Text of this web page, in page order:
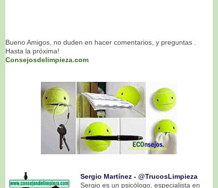
Bueno Amigos, no duden en hacer comentarios, y preguntas .
Hasta la próxima!
Consejosdelimpieza.com
Sergio Martínez ‐ @TrucosLimpieza
Sergio es un psicólogo, especialista en